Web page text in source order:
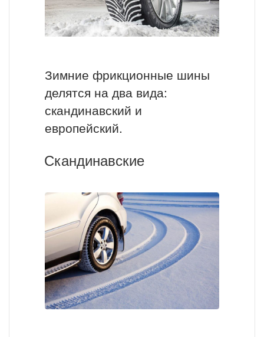
Зимние фрикционные шины
делятся на два вида:
скандинавский и
европейский.
Скандинавские